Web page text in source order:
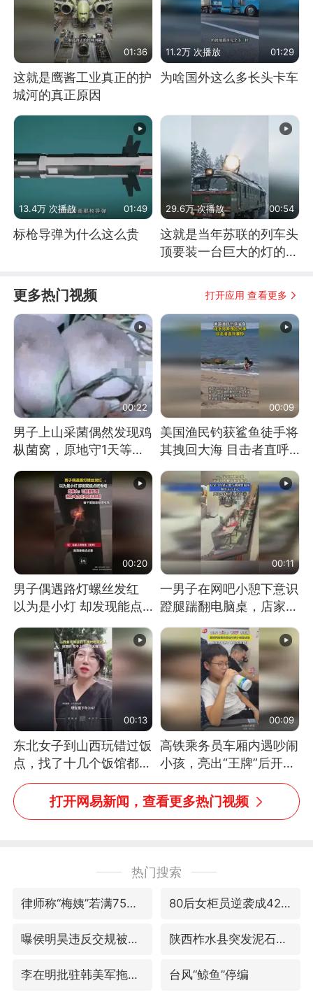
01:36
这就是鹰酱工业真正的护
城河的真正原因
11.2万 次播放 01:29
为啥国外这么多长头卡车
13.4万 次播放 01:49
标枪导弹为什么这么贵
29.6万 次播放 00:54
这就是当年苏联的列车头
顶要装一台巨大的灯的原
更多热门视频 打开应用 查看更多
00:22
男子上山采菌偶然发现鸡
枞菌窝，原地守1天等它
00:09
美国渔民钓获鲨鱼徒手将
其拽回大海 目击者直呼
消息）
00:20
男子偶遇路灯螺丝发红
以为是小灯 却发现能点
处理
00:11
一男子在网吧小憩下意识
蹬腿踹翻电脑桌，店家3
00:13
东北女子到山西玩错过饭
点，找了十几个饭馆都没
开门：午休到几点
00:09
高铁乘务员车厢内遇吵闹
小孩，亮出“王牌”后开启
一键静音
打开网易新闻，查看更多热门视频
热门搜索
律师称“梅姨”若满75岁或不适用死刑 80后女柜员逆袭成4200亿银行副行长
曝侯明昊违反交规被约谈 陕西柞水县突发泥石流致1死2失联
李在明批驻韩美军拖延归还用地说明啥 台风“鲸鱼”停编